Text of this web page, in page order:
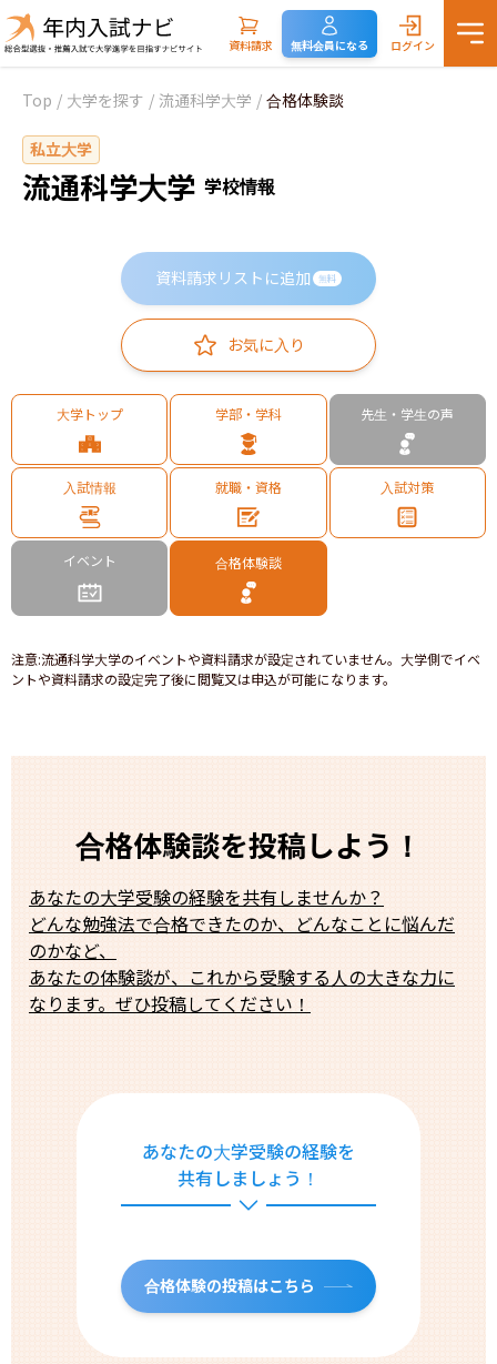
資料請求 無料会員になる ログイン
Top / 大学を探す / 流通科学大学 / 合格体験談
私立大学
流通科学大学 学校情報
資料請求リストに追加 無料
お気に入り
大学トップ 学部・学科 先生・学生の声
入試情報 就職・資格 入試対策
イベント 合格体験談
注意:流通科学大学のイベントや資料請求が設定されていません。大学側でイベ
ントや資料請求の設定完了後に閲覧又は申込が可能になります。
合格体験談を投稿しよう！
あなたの大学受験の経験を共有しませんか？
どんな勉強法で合格できたのか、どんなことに悩んだ
のかなど、
あなたの体験談が、これから受験する人の大きな力に
なります。ぜひ投稿してください！
あなたの大学受験の経験を
共有しましょう！
合格体験の投稿はこちら